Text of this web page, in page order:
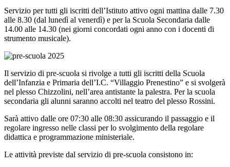
Servizio per tutti gli iscritti dell’Istituto attivo ogni mattina dalle 7.30
alle 8.30 (dal lunedì al venerdì) e per la Scuola Secondaria dalle
14.00 alle 14.30 (nei giorni concordati ogni anno con i docenti di
strumento musicale).
Il servizio di pre-scuola si rivolge a tutti gli iscritti della Scuola
dell’Infanzia e Primaria dell’I.C. “Villaggio Prenestino” e si svolgerà
nel plesso Chizzolini, nell’area antistante la palestra. Per la scuola
secondaria gli alunni saranno accolti nel teatro del plesso Rossini.
Sarà attivo dalle ore 07:30 alle 08:30 assicurando il passaggio e il
regolare ingresso nelle classi per lo svolgimento della regolare
didattica e programmazione ministeriale.
Le attività previste dal servizio di pre-scuola consistono in: